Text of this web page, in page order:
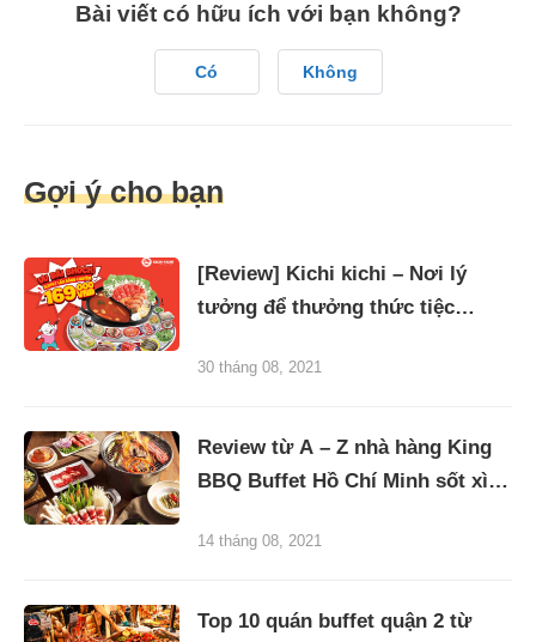
Bài viết có hữu ích với bạn không?
Có Không
Gợi ý cho bạn
[Review] Kichi kichi – Nơi lý
tưởng để thưởng thức tiệc
30 tháng 08, 2021
Review từ A – Z nhà hàng King
BBQ Buffet Hồ Chí Minh sốt xình
14 tháng 08, 2021
Top 10 quán buffet quận 2 từ